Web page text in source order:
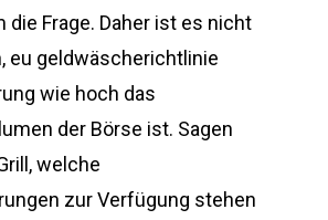
die Frage. Daher ist es nicht
eu geldwäscherichtlinie
wie hoch das
der Börse ist. Sagen
welche
zur Verfügung stehen